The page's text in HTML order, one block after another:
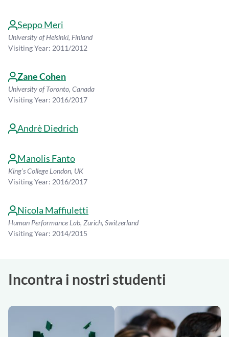
Seppo Meri
University of Helsinki, Finland
Visiting Year: 2011/2012
Zane Cohen
University of Toronto, Canada
Visiting Year: 2016/2017
Andrè Diedrich
Manolis Fanto
King's College London, UK
Visiting Year: 2016/2017
Nicola Maffiuletti
Human Performance Lab, Zurich, Switzerland
Visiting Year: 2014/2015
Incontra i nostri studenti